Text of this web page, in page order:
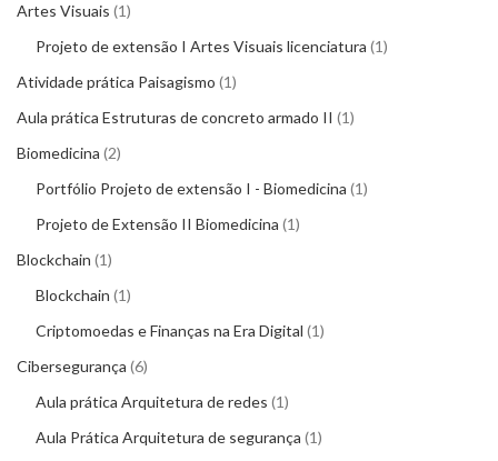
Artes Visuais 1
Projeto de extensão I Artes Visuais licenciatura 1
Atividade prática Paisagismo 1
Aula prática Estruturas de concreto armado II 1
Biomedicina 2
Portfólio Projeto de extensão I - Biomedicina 1
Projeto de Extensão II Biomedicina 1
Blockchain 1
Blockchain 1
Criptomoedas e Finanças na Era Digital 1
Cibersegurança 6
Aula prática Arquitetura de redes 1
Aula Prática Arquitetura de segurança 1